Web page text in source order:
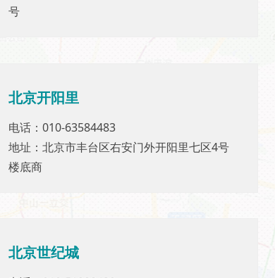
号
号
北京开阳里
电话：010-63584483
地址：北京市丰台区右安门外开阳里七区4号
楼底商
北京开阳里
电话：010-63584483
地址：北京市丰台区右安门外开阳里七区4号
楼底商
北京世纪城
北京世纪城